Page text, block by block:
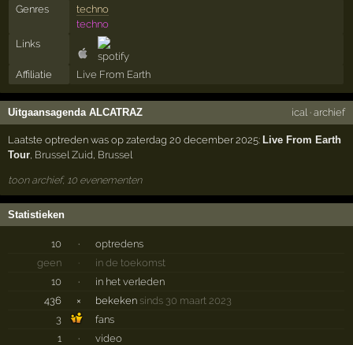
Genres
techno
techno
Links
Affiliatie Live From Earth
Uitgaansagenda ALCATRAZ ical· archief
Laatste optreden was op zaterdag 20 december 2025: Live From Earth
Tour Brussel Zuid Brussel
toon archief, 10 evenementen
Statistieken
10 ·
optredens
geen
·
in de toekomst
10
·
in het verleden
436
× bekeken sinds 30 maart 2023
3
fans
1
· video